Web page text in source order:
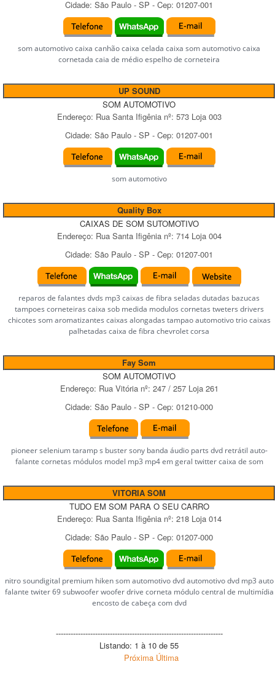
Cidade: São Paulo - SP - Cep: 01207-001
som automotivo caixa canhão caixa celada caixa som automotivo caixa
cornetada caia de médio espelho de corneteira
UP SOUND
SOM AUTOMOTIVO
Endereço: Rua Santa Ifigênianº: 573 Loja 003
Cidade: São Paulo - SP - Cep: 01207-001
som automotivo
Quality Box
CAIXAS DE SOM SUTOMOTIVO
Endereço: Rua Santa Ifigênianº: 714 Loja 004
Cidade: São Paulo - SP - Cep: 01207-001
reparos de falantes dvds mp3 caixas de fibra seladas dutadas bazucas
tampoes corneteiras caixa sob medida modulos cornetas tweters drivers
chicotes som aromatizantes caixas alongadas tampao automotivo trio caixas
palhetadas caixa de fibra chevrolet corsa
Fay Som
SOM AUTOMOTIVO
Endereço: Rua Vitórianº: 247 / 257 Loja 261
Cidade: São Paulo - SP - Cep: 01210-000
pioneer selenium taramp s buster sony banda áudio parts dvd retrátil auto-
falante cornetas módulos model mp3 mp4 em geral twitter caixa de som
VITORIA SOM
TUDO EM SOM PARA O SEU CARRO
Endereço: Rua Santa Ifigênianº: 218 Loja 014
Cidade: São Paulo - SP - Cep: 01207-000
nitro soundigital premium hiken som automotivo dvd automotivo dvd mp3 auto
falante twiter 69 subwoofer woofer drive corneta módulo central de multimídia
encosto de cabeça com dvd
--------------------------------------------------------------------
Listando: 1 à 10 de 55
Próxima Última